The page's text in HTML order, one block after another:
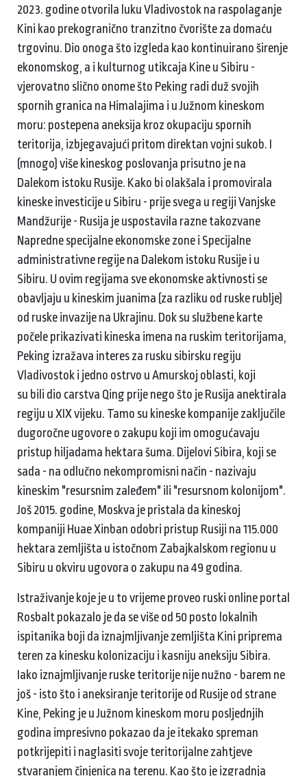
2023. godine otvorila luku Vladivostok na raspolaganje
Kini kao prekogranično tranzitno čvorište za domaću
trgovinu. Dio onoga što izgleda kao kontinuirano širenje
ekonomskog, a i kulturnog utikcaja Kine u Sibiru -
vjerovatno slično onome što Peking radi duž svojih
spornih granica na Himalajima i u Južnom kineskom
moru: postepena aneksija kroz okupaciju spornih
teritorija, izbjegavajući pritom direktan vojni sukob. I
(mnogo) više kineskog poslovanja prisutno je na
Dalekom istoku Rusije. Kako bi olakšala i promovirala
kineske investicije u Sibiru - prije svega u regiji Vanjske
Mandžurije - Rusija je uspostavila razne takozvane
Napredne specijalne ekonomske zone i Specijalne
administrativne regije na Dalekom istoku Rusije i u
Sibiru. U ovim regijama sve ekonomske aktivnosti se
obavljaju u kineskim juanima (za razliku od ruske rublje)
od ruske invazije na Ukrajinu. Dok su službene karte
počele prikazivati ​​kineska imena na ruskim teritorijama,
Peking izražava interes za rusku sibirsku regiju
Vladivostok i jedno ostrvo u Amurskoj oblasti, koji
su bili dio carstva Qing prije nego što je Rusija anektirala
regiju u XIX vijeku. Tamo su kineske kompanije zaključile
dugoročne ugovore o zakupu koji im omogućavaju
pristup hiljadama hektara šuma. Dijelovi Sibira, koji se
sada - na odlučno nekompromisni način - nazivaju
kineskim "resursnim zaleđem" ili "resursnom kolonijom".
Još 2015. godine, Moskva je pristala da kineskoj
kompaniji Huae Xinban odobri pristup Rusiji na 115.000
hektara zemljišta u istočnom Zabajkalskom regionu u
Sibiru u okviru ugovora o zakupu na 49 godina.
Istraživanje koje je u to vrijeme proveo ruski online portal
Rosbalt pokazalo je da se više od 50 posto lokalnih
ispitanika boji da iznajmljivanje zemljišta Kini priprema
teren za kinesku kolonizaciju i kasniju aneksiju Sibira.
Iako iznajmljivanje ruske teritorije nije nužno - barem ne
još - isto što i aneksiranje teritorije od Rusije od strane
Kine, Peking je u Južnom kineskom moru posljednjih
godina impresivno pokazao da je itekako spreman
potkrijepiti i naglasiti svoje teritorijalne zahtjeve
stvaranjem činjenica na terenu. Kao što je izgradnja